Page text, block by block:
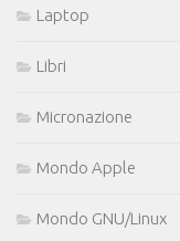
Laptop
Libri
Micronazione
Mondo Apple
Mondo GNU/Linux